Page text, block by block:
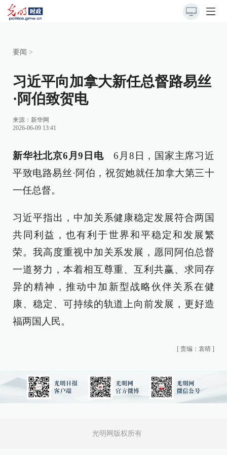
要闻 >
习近平向加拿大新任总督路易丝
·阿伯致贺电
来源： 新华网
2026-06-09 13:41
新华社北京6月9日电6月8日，国家主席习近
平致电路易丝·阿伯，祝贺她就任加拿大第三十
一任总督。
习近平指出，中加关系健康稳定发展符合两国
共同利益，也有利于世界和平稳定和发展繁
荣。我高度重视中加关系发展，愿同阿伯总督
一道努力，本着相互尊重、互利共赢、求同存
异的精神，推动中加新型战略伙伴关系在健
康、稳定、可持续的轨道上向前发展，更好造
福两国人民。
[ 责编：袁晴 ]
光明网版权所有